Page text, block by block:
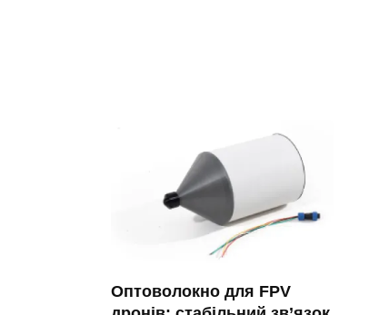
Оптоволокно для FPV